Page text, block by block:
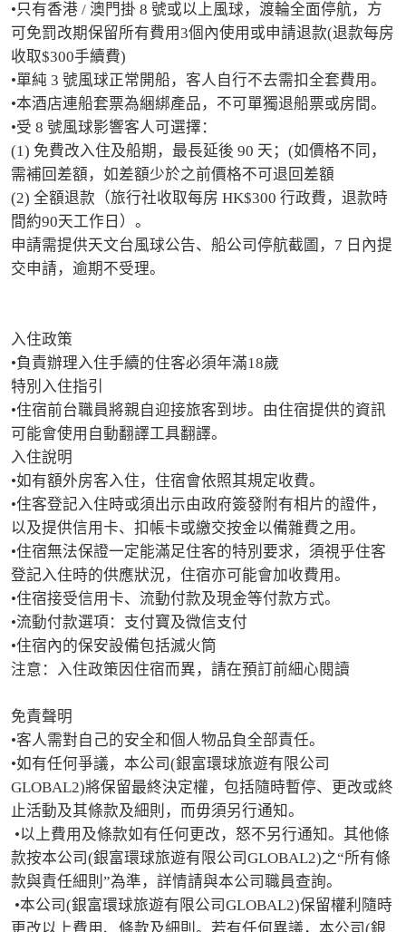
•只有香港 / 澳門掛 8 號或以上風球，渡輪全面停航，方
可免罰改期保留所有費用3個內使用或申請退款(退款每房
收取$300手續費)
•單純 3 號風球正常開船，客人自行不去需扣全套費用。
•本酒店連船套票為綑綁產品，不可單獨退船票或房間。
•受 8 號風球影響客人可選擇：
(1) 免費改入住及船期，最長延後 90 天；(如價格不同，
需補回差額，如差額少於之前價格不可退回差額
(2) 全額退款（旅行社收取每房 HK$300 行政費，退款時
間約90天工作日）。
申請需提供天文台風球公告、船公司停航截圖，7 日內提
交申請，逾期不受理。
入住政策
•負責辦理入住手續的住客必須年滿18歲
特別入住指引
•住宿前台職員將親自迎接旅客到埗。由住宿提供的資訊
可能會使用自動翻譯工具翻譯。
入住說明
•如有額外房客入住，住宿會依照其規定收費。
•住客登記入住時或須出示由政府簽發附有相片的證件，
以及提供信用卡、扣帳卡或繳交按金以備雜費之用。
•住宿無法保證一定能滿足住客的特別要求，須視乎住客
登記入住時的供應狀況，住宿亦可能會加收費用。
•住宿接受信用卡、流動付款及現金等付款方式。
•流動付款選項：支付寶及微信支付
•住宿內的保安設備包括滅火筒
注意：入住政策因住宿而異，請在預訂前細心閱讀
免責聲明
•客人需對自己的安全和個人物品負全部責任。
•如有任何爭議，本公司(銀富環球旅遊有限公司
GLOBAL2)將保留最終決定權，包括隨時暫停、更改或終
止活動及其條款及細則，而毋須另行通知。
款按本公司(銀富環球旅遊有限公司GLOBAL2)之“所有條
款與責任細則”為準，詳情請與本公司職員查詢。